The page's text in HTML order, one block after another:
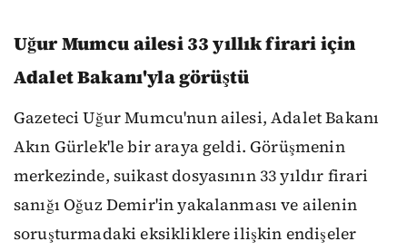
Uğur Mumcu ailesi 33 yıllık firari için
Adalet Bakanı'yla görüştü
Gazeteci Uğur Mumcu'nun ailesi, Adalet Bakanı
Akın Gürlek'le bir araya geldi. Görüşmenin
merkezinde, suikast dosyasının 33 yıldır firari
sanığı Oğuz Demir'in yakalanması ve ailenin
soruşturmadaki eksikliklere ilişkin endişeler